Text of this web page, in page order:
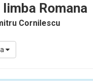
Romana
Cornilescu